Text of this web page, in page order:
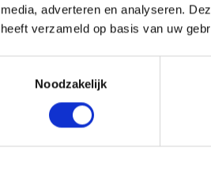
media, adverteren en analyseren.
heeft verzameld op basis van uw
Noodzakelijk